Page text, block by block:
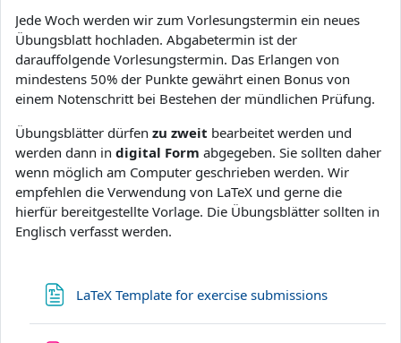
Jede Woch werden wir zum Vorlesungstermin ein neues
Übungsblatt hochladen. Abgabetermin ist der
darauffolgende Vorlesungstermin. Das Erlangen von
mindestens 50% der Punkte gewährt einen Bonus von
einem Notenschritt bei Bestehen der mündlichen Prüfung.
Übungsblätter dürfen zu zweit bearbeitet werden und
werden dann in digital Form abgegeben. Sie sollten daher
wenn möglich am Computer geschrieben werden. Wir
empfehlen die Verwendung von LaTeX und gerne die
hierfür bereitgestellte Vorlage. Die Übungsblätter sollten in
Englisch verfasst werden.
LaTeX Template for exercise submissions